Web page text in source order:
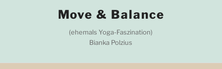
Move & Balance
(ehemals Yoga-Faszination)
Bianka Polzius